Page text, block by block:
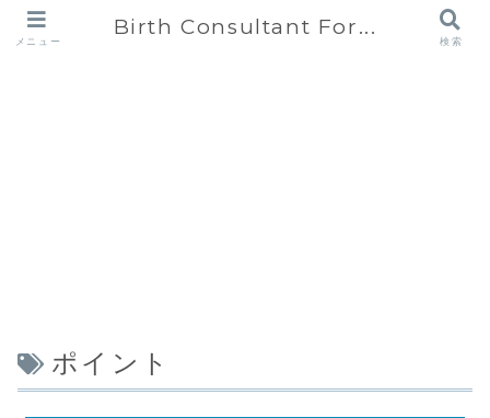
ポイント
メニュー
Birth Consultant For...
検索